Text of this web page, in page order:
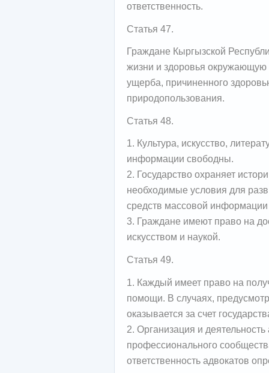
ответственность.
Статья 47.
Граждане Кыргызской
жизни и здоровья
ущерба, причиненного
природопользования.
Статья 48.
1. Культура, искусство,
информации свободны.
2. Государство охраняет
необходимые условия для
средств массовой информации
3. Граждане имеют право на
искусством и наукой.
Статья 49.
1. Каждый имеет право на
помощи. В случаях,
оказывается за счет
2. Организация и
профессионального
ответственность адвокатов